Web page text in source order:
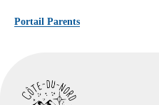
Portail Parents